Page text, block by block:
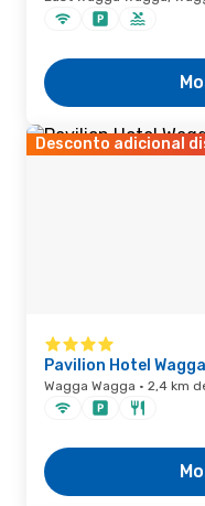
Desconto adicional
Pavilion Hotel
Wagga Wagga · 2,4 km